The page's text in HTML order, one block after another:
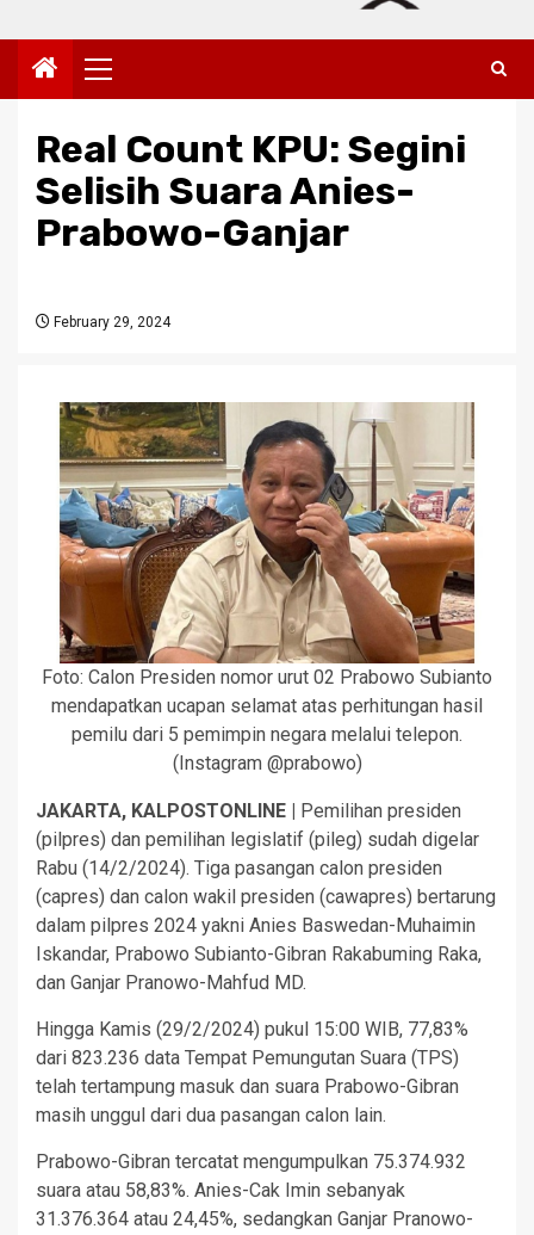
Primary
Menu
Real Count KPU: Segini
Selisih Suara Anies-
Prabowo-Ganjar
February 29, 2024
Foto: Calon Presiden nomor urut 02 Prabowo Subianto
mendapatkan ucapan selamat atas perhitungan hasil
pemilu dari 5 pemimpin negara melalui telepon.
(Instagram @prabowo)
JAKARTA, KALPOSTONLINE |
Pemilihan presiden
(pilpres) dan pemilihan legislatif (pileg) sudah digelar
Rabu (14/2/2024). Tiga pasangan calon presiden
(capres) dan calon wakil presiden (cawapres) bertarung
dalam pilpres 2024 yakni Anies Baswedan-Muhaimin
Iskandar, Prabowo Subianto-Gibran Rakabuming Raka,
dan Ganjar Pranowo-Mahfud MD.
Hingga Kamis (29/2/2024) pukul 15:00 WIB, 77,83%
dari 823.236 data Tempat Pemungutan Suara (TPS)
telah tertampung masuk dan suara Prabowo-Gibran
masih unggul dari dua pasangan calon lain.
Prabowo-Gibran tercatat mengumpulkan 75.374.932
suara atau 58,83%. Anies-Cak Imin sebanyak
31.376.364 atau 24,45%, sedangkan Ganjar Pranowo-